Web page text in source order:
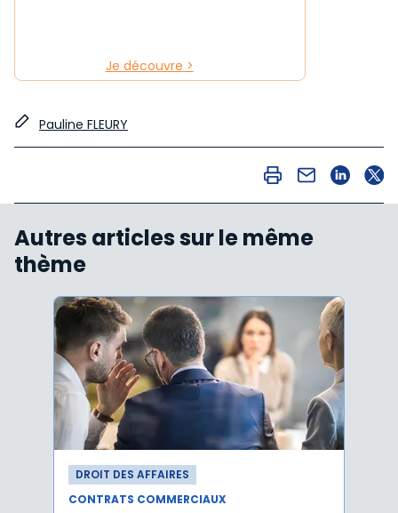
Je découvre >
Pauline FLEURY
Autres articles sur le même
thème
DROIT DES AFFAIRES
CONTRATS COMMERCIAUX